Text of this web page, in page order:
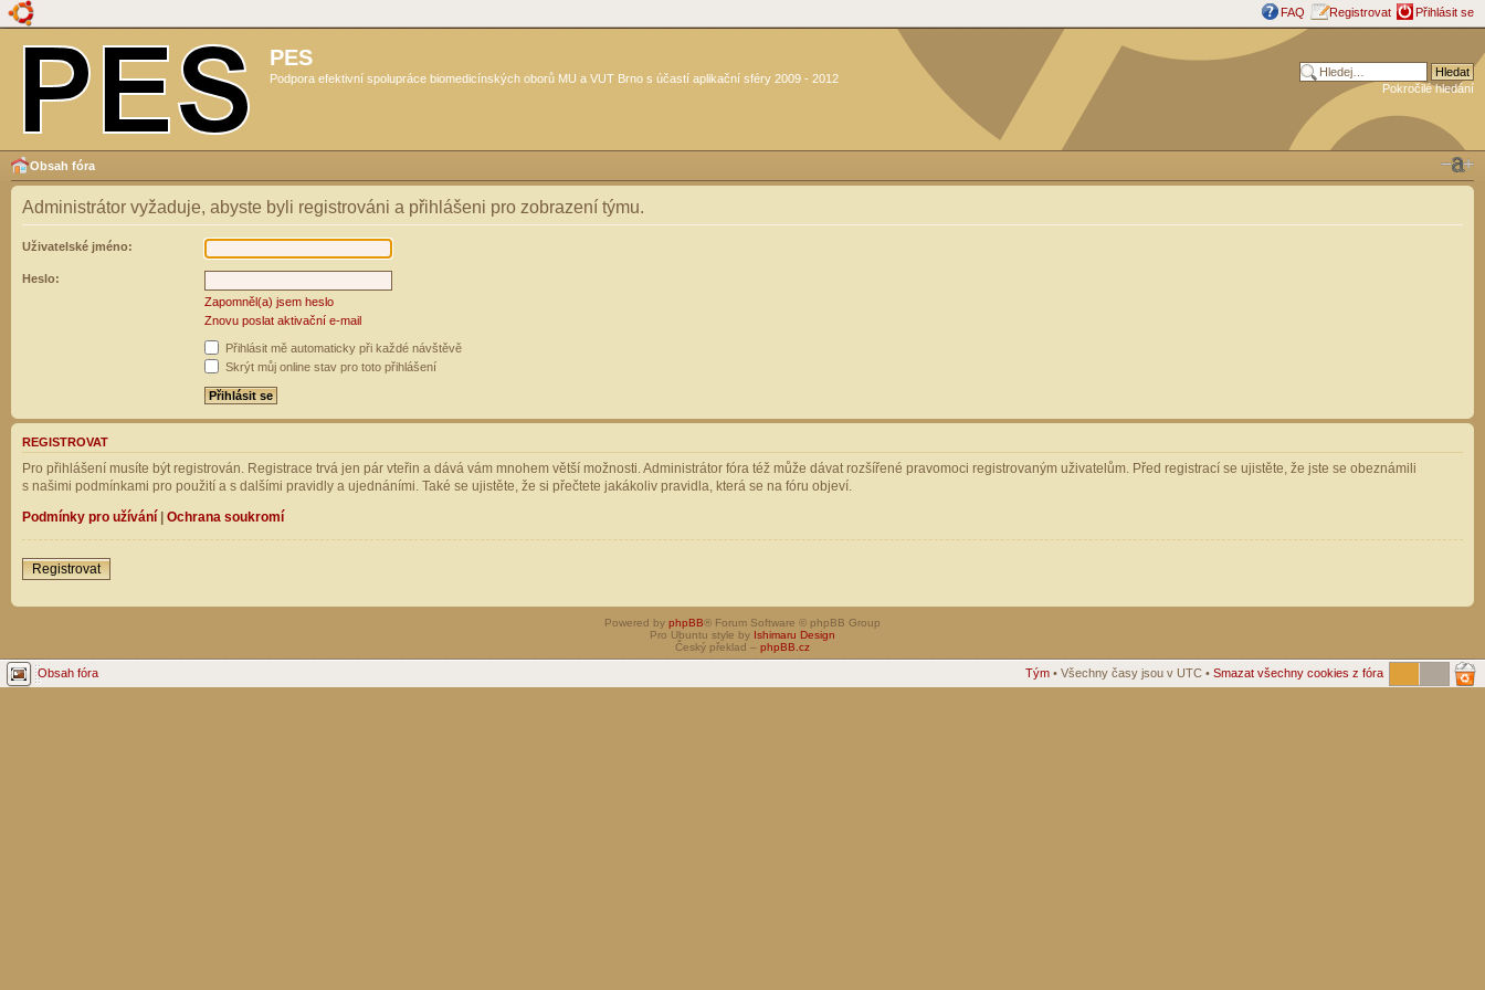
FAQ Registrovat Přihlásit se
PES
Podpora efektivní spolupráce biomedicínských oborů MU a VUT Brno s účastí aplikační sféry 2009 - 2012
Pokročilé hledání
Obsah fóra
Administrátor vyžaduje, abyste byli registrováni a přihlášeni pro zobrazení týmu.
Uživatelské jméno:
Heslo:
Zapomněl(a) jsem heslo
Znovu poslat aktivační e-mail
Přihlásit mě automaticky při každé návštěvě
Skrýt můj online stav pro toto přihlášení
REGISTROVAT
Pro přihlášení musíte být registrován. Registrace trvá jen pár vteřin a dává vám mnohem větší možnosti. Administrátor fóra též může dávat rozšířené pravomoci registrovaným uživatelům. Před registrací se ujistěte, že jste se obeznámili
s našimi podmínkami pro použití a s dalšími pravidly a ujednáními. Také se ujistěte, že si přečtete jakákoliv pravidla, která se na fóru objeví.
Podmínky pro užívání | Ochrana soukromí
Registrovat
Powered by phpBB® Forum Software © phpBB Group
Pro Ubuntu style by Ishimaru Design
Český překlad – phpBB.cz
Obsah fóra Tým • Všechny časy jsou v UTC • Smazat všechny cookies z fóra